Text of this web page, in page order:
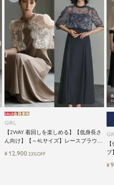
GIRL
【2WAY 着回しを楽しめる】【低身長さ
ん向け】【～4Lサイズ】レースブラウス
ング結婚式ワンピース
SALE会員価格
¥ 12,900 23%OFF
プ
¥